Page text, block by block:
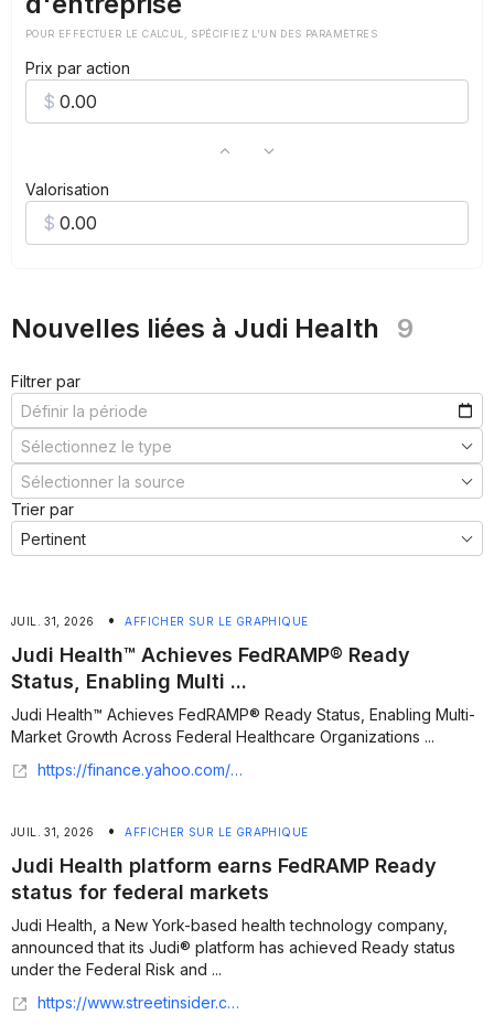
POUR EFFECTUER LE CALCUL, SPÉCIFIEZ L'UN DES PARAMÈTRES
Prix par action
Valorisation
Nouvelles liées à Judi Health 9
Filtrer par
Trier par
JUIL. 31, 2026 • AFFICHER SUR LE GRAPHIQUE
Judi Health™ Achieves FedRAMP® Ready
Status, Enabling Multi ...
Judi Health™ Achieves FedRAMP® Ready Status, Enabling Multi-
Market Growth Across Federal Healthcare Organizations ...
https://finance.yahoo.com/healthcare/articles/judi-health-achieves-fedramp-ready-134900955.html
JUIL. 31, 2026 • AFFICHER SUR LE GRAPHIQUE
Judi Health platform earns FedRAMP Ready
status for federal markets
Judi Health, a New York-based health technology company,
announced that its Judi® platform has achieved Ready status
under the Federal Risk and ...
https://www.streetinsider.com/Corporate+News/Judi+Health+platform+earns+FedRAMP+Ready+status+for+federal+markets/26840581.html